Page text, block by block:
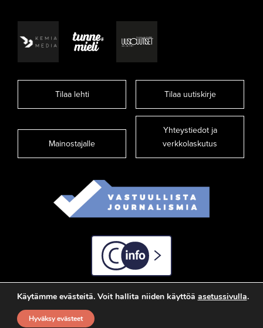
Tilaa lehti Tilaa uutiskirje
Mainostajalle
Yhteystiedot ja
verkkolaskutus
C-info
Käytämme evästeitä. Voit hallita niiden käyttöä asetussivulla.
Hyväksy evästeet